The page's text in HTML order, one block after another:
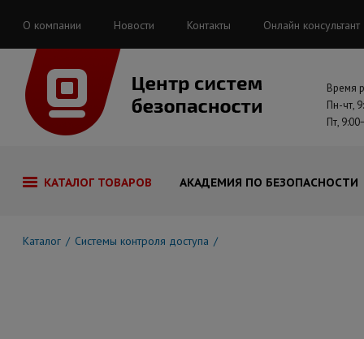
О компании Новости Контакты Онлайн консультант
Время
Пн-чт,
Пт,
КАТАЛОГ ТОВАРОВ АКАДЕМИЯ ПО БЕЗОПАСНОСТИ
Каталог Системы контроля доступа